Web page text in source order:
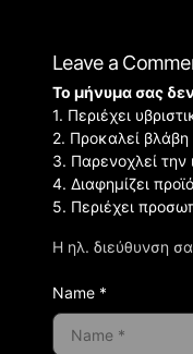
Leave a
Η ηλ. διεύθυνση
Το μήνυμα σας
1. Περιέχει
2. Προκαλεί βλάβη
3. Παρενοχλεί την
4. Διαφημίζει
5. Περιέχει
Name *